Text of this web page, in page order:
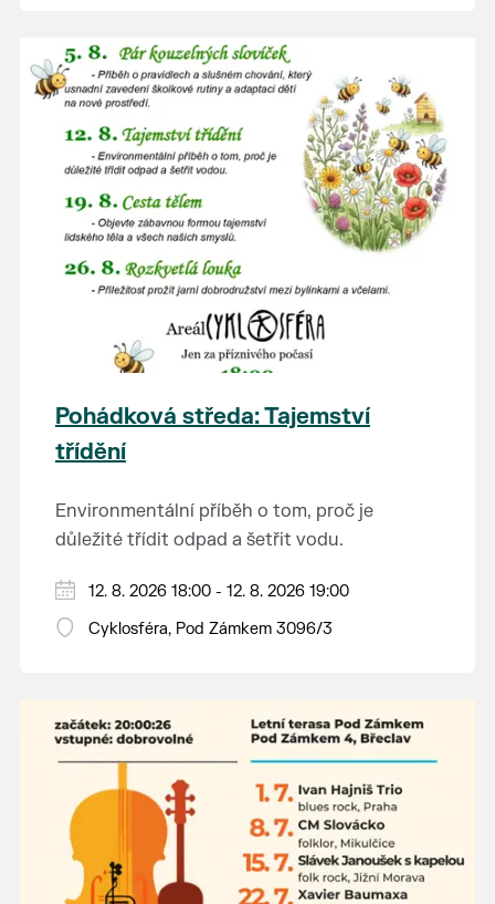
Pohádková středa: Tajemství
třídění
Environmentální příběh o tom, proč je
důležité třídit odpad a šetřit vodu.
Hraje se jen za příznivého počasí.
Vstupné dobrovolné.
12. 8. 2026 18:00 - 12. 8. 2026 19:00
Cyklosféra, Pod Zámkem 3096/3